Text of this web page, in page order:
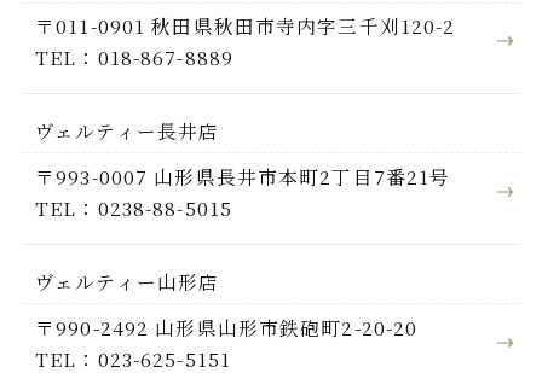
〒011-0901 秋田県秋田市寺内字三千刈120-2
TEL：018-867-8889
ヴェルティー長井店
〒993-0007 山形県長井市本町2丁目7番21号
TEL：0238-88-5015
ヴェルティー山形店
〒990-2492 山形県山形市鉄砲町2-20-20
TEL：023-625-5151